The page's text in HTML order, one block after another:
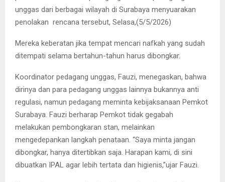
unggas dari berbagai wilayah di Surabaya menyuarakan
penolakan rencana tersebut, Selasa,(5/5/2026)
Mereka keberatan jika tempat mencari nafkah yang sudah
ditempati selama bertahun-tahun harus dibongkar.
Koordinator pedagang unggas, Fauzi, menegaskan, bahwa
dirinya dan para pedagang unggas lainnya bukannya anti
regulasi, namun pedagang meminta kebijaksanaan Pemkot
Surabaya. Fauzi berharap Pemkot tidak gegabah
melakukan pembongkaran stan, melainkan
mengedepankan langkah penataan. “Saya minta jangan
dibongkar, hanya ditertibkan saja. Harapan kami, di sini
dibuatkan IPAL agar lebih tertata dan higienis,”ujar Fauzi.